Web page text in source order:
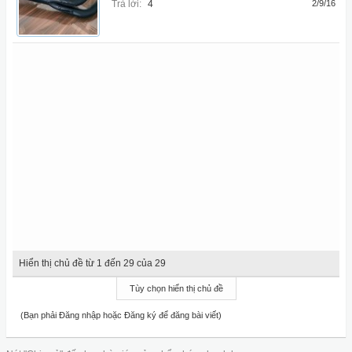
Trả lời: 4 2/9/16
Hiển thị chủ đề từ 1 đến 29 của 29
Tùy chọn hiển thị chủ đề
(Bạn phải Đăng nhập hoặc Đăng ký để đăng bài viết)